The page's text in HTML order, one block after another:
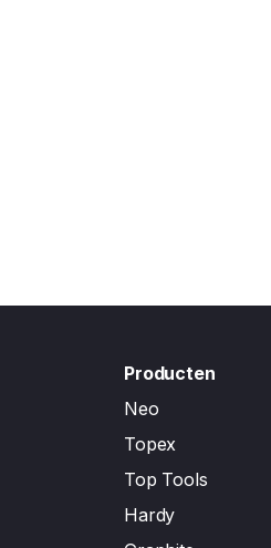
Producten
Neo
Topex
Top Tools
Hardy